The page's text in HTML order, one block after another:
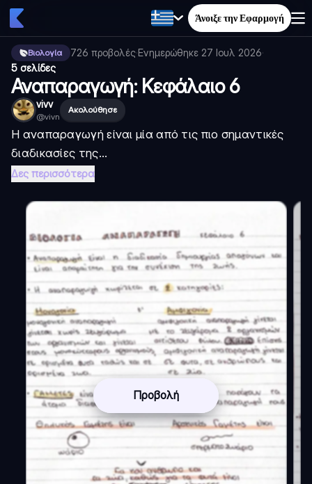
Άνοιξε την Εφαρμογή
Βιολογία 726 προβολές·Ενημερώθηκε 27 Ιουλ 2026·
5 σελίδες
Αναπαραγωγή: Κεφάλαιο 6
vivv
@vivn
Ακολούθησε
Η αναπαραγωγή είναι μία από τις πιο σημαντικές
διαδικασίες της...
Δες περισσότερα
Προβολή